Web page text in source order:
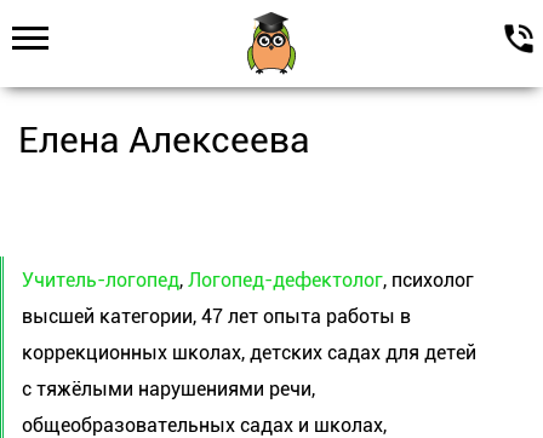
Елена Алексеева
Учитель-логопед, Логопед-дефектолог, психолог
высшей категории, 47 лет опыта работы в
коррекционных школах, детских садах для детей
с тяжёлыми нарушениями речи,
общеобразовательных садах и школах,